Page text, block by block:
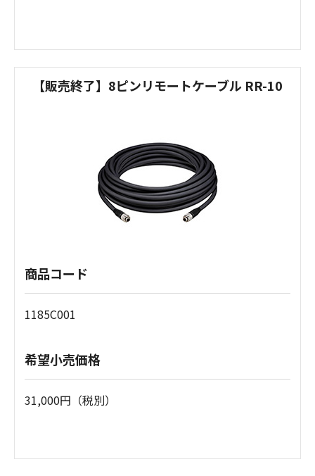
【販売終了】8ピンリモートケーブル RR-10
商品コード
1185C001
希望小売価格
31,000円（税別）